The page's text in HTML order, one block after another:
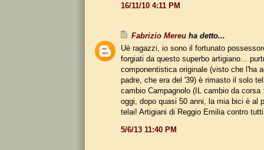
16/11/10 4:11 PM
Fabrizio Mereu ha detto...
Uè ragazzi, io sono il fortunato
forgiati da questo superbo artigiano...
componentistica originale (visto che l'ha
padre, che era del '39) è rimasto il solo
cambio Campagnolo (IL cambio da corsa
oggi, dopo quasi 50 anni, la mia bici è al
telai! Artigiani di Reggio Emilia contro
5/6/13 11:40 PM